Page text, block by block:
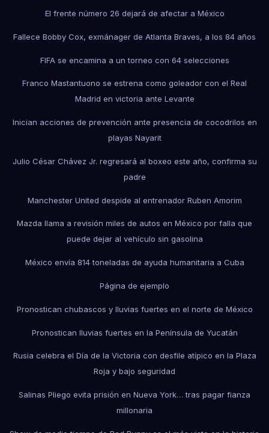
El frente número 26 dejará de afectar a México
Fallece Bobby Cox, exmánager de Atlanta Braves, a los 84 años
FIFA se encamina a un torneo con 64 selecciones
Franco Mastantuono se estrena como goleador con el Real
Madrid en victoria ante Levante
Inician acciones de prevención ante presencia de cocodrilos en
playas Nayarit
Julio César Chávez Jr. regresará al boxeo este año, confirma su
padre
Manchester United despide al entrenador Ruben Amorim
Mazda llama a revisión miles de autos en México por falla que
puede dejar al vehículo sin gasolina
México envía 814 toneladas de ayuda humanitaria a Cuba
Página de ejemplo
Pronostican chubascos y lluvias fuertes en el norte de México
Pronostican lluvias fuertes en la Península de Yucatán
Rusia celebra el Día de la Victoria con desfile atípico en la Plaza
Roja y bajo seguridad
Salinas Pliego evita prisión en Nueva York… tras pagar fianza
millonaria